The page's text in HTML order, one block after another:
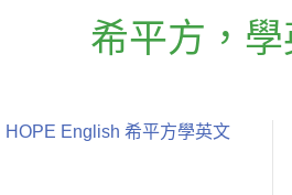
希平方 ，
HOPE English 希平方學英文